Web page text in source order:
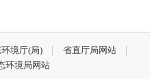
境厅(局)
省直厅局网站
环境局网站